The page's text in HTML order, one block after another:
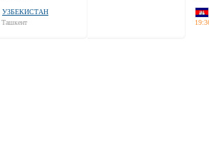
УЗБЕКИСТАН
Ташкент